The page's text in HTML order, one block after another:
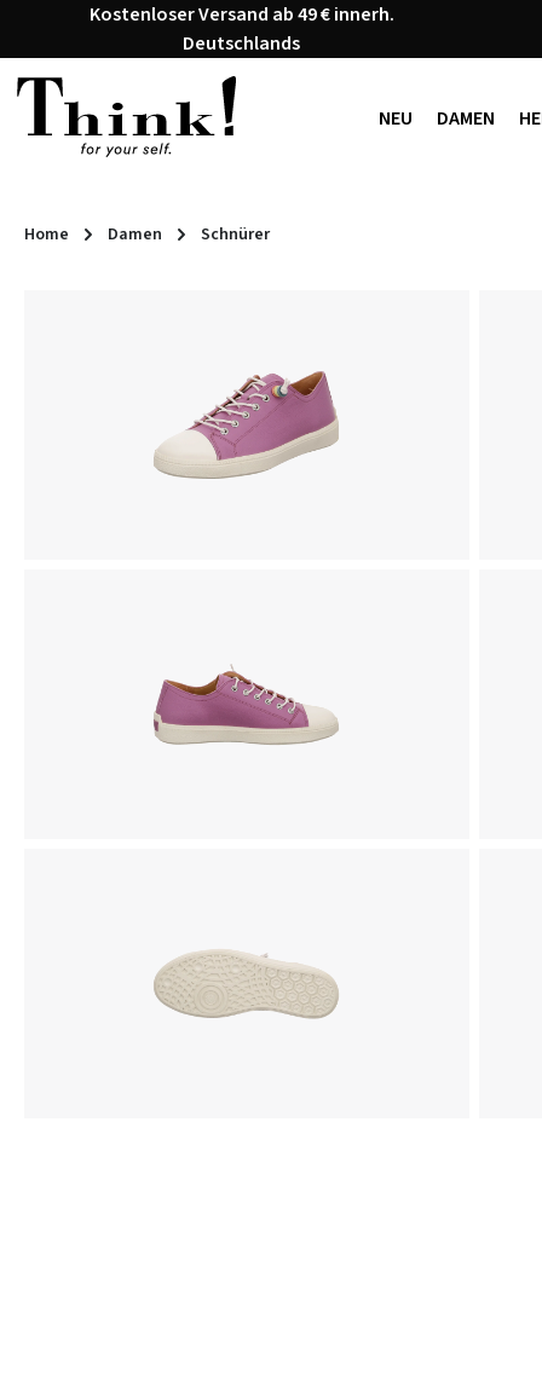
Hauptinhalt springen
Zur Suche springen
Zur Hauptnavigation springen
Kostenloser Versand ab 49 € innerh.
Deutschlands
NEU DAMEN
Home Damen Schnürer